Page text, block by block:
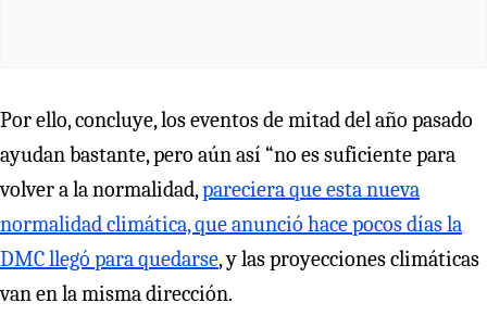
Por ello, concluye, los eventos de mitad del año pasado
ayudan bastante, pero aún así “no es suficiente para
volver a la normalidad,pareciera que esta nueva
normalidad climática, que anunció hace pocos días la
DMC llegó para quedarse, y las proyecciones climáticas
van en la misma dirección.